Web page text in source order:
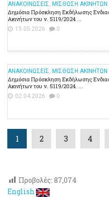
ΑΝΑΚΟΙΝΩΣΕΙΣ, ΜΙΣΘΩΣΗ ΑΚΙΝΗΤΩΝ
Δημόσια Πρόσκληση Εκδήλωσης
Ακινήτων του ν. 5119/2024 ...
15.05.2026 0
ΑΝΑΚΟΙΝΩΣΕΙΣ, ΜΙΣΘΩΣΗ ΑΚΙΝΗΤΩΝ
Δημόσια Πρόσκληση Εκδήλωσης
Ακινήτων του ν. 5119/2024. ...
02.04.2026 0
1 2 3 4
Προβολές: 87,074
English